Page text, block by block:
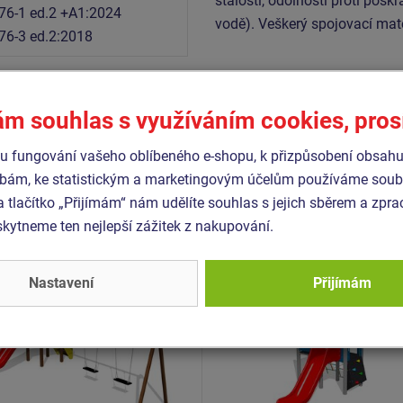
1 ed.2 +A1:2024
3 ed.2:2018
vodě). Veškerý spojovací
Podobnézboží
1029K-10
klasik UNK1029K
Produkt - UNK-2061K-10
Herní sestava klasik
souhlas s využíváním cookies,
fungování vašeho oblíbeného e-shopu, k přizpůsobení
ke statistickým a marketingovým účelům používáme
tlačítko „Přijímám“ nám udělíte souhlas s jejich sběrem a
ten nejlepší zážitek z nakupování.
Nastavení Přijímám